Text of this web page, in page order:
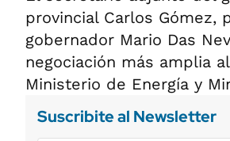
provincial Carlos
gobernador Mario Das
negociación más amplia
Ministerio de Energía y
Suscribite al Newsletter